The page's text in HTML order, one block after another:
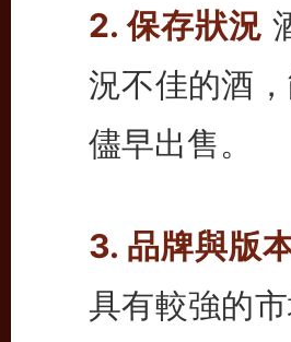
2. 保存狀況
況不佳的酒
儘早出售。
3. 品牌與版
具有較強的